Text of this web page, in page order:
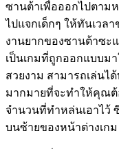
ซานต้าเพื่อออกไปตาม
ไปแจกเด็กๆ ให้ทันเวล
งานยากของซานต้าซะแ
เป็นเกมที่ถูกออกแบบม
สวยงาม สามารถเล่นไ
มากมายที่จะทำให้คุณ
จำนวนที่ทำหล่นเอาไว้
บนซ้ายของหน้าต่างเกม